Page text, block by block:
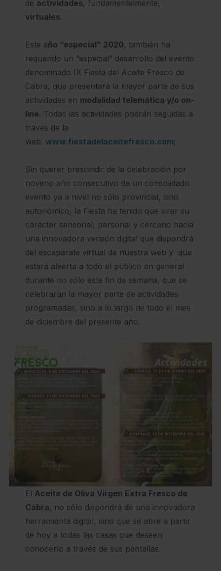
de actividades, fundamentalmente,
virtuales.
Este año “especial” 2020, también ha
requerido un “especial” desarrollo del evento
denominado IX Fiesta del Aceite Fresco de
Cabra, que presentará la mayor parte de sus
actividades en modalidad telemática y/o on-
line. Todas las actividades podrán seguidas a
través de la
web: www.fiestadelaceitefresco.com;
Sin querer prescindir de la celebración por
noveno año consecutivo de un consolidado
evento ya a nivel no sólo provincial, sino
autonómico, la Fiesta ha tenido que virar su
carácter sensorial, personal y cercano hacia
una innovadora versión digital que dispondrá
del escaparate virtual de nuestra web y que
estará abierta a todo el público en general
durante no sólo este fin de semana, que se
celebrarán la mayor parte de actividades
programadas, sino a lo largo de todo el mes
de diciembre del presente año.
El Aceite de Oliva Virgen Extra Fresco de
Cabra, no sólo dispondrá de una innovadora
herramienta digital, sino que se abre a partir
de hoy a todas las casas que deseen
conocerlo a través de sus pantallas.